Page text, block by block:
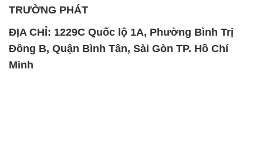
TRƯỜNG PHÁT
ĐỊA CHỈ: 1229C Quốc lộ 1A, Phường Bình Trị
Đông B, Quận Bình Tân, Sài Gòn TP. Hồ Chí
Minh